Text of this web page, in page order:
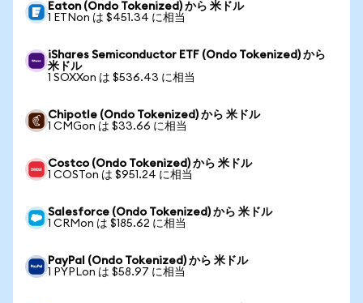
Eaton (Ondo Tokenized) から 米ドル
1 ETNon は $451.34 に相当
iShares Semiconductor ETF (Ondo Tokenized) から
米ドル
1 SOXXon は $536.43 に相当
Chipotle (Ondo Tokenized) から 米ドル
1 CMGon は $33.66 に相当
Costco (Ondo Tokenized) から 米ドル
1 COSTon は $951.24 に相当
Salesforce (Ondo Tokenized) から 米ドル
1 CRMon は $185.62 に相当
PayPal (Ondo Tokenized) から 米ドル
1 PYPLon は $58.97 に相当